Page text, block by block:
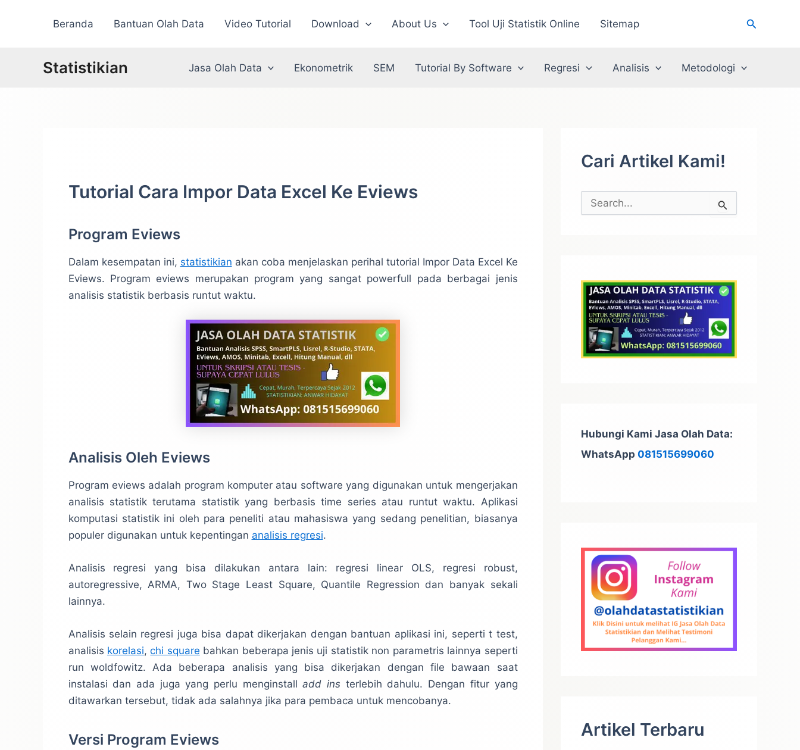
Beranda Bantuan Olah Data Video Tutorial Download About Us Tool Uji Statistik Online Sitemap Cari
Statistikian Jasa Olah Data Ekonometrik SEM Tutorial By Software Regresi Analisis Metodologi
Tutorial Cara Impor Data Excel Ke Eviews
Program Eviews
Dalam kesempatan ini, statistikian akan coba menjelaskan perihal tutorial Impor Data Excel Ke
Eviews. Program eviews merupakan program yang sangat powerfull pada berbagai jenis
analisis statistik berbasis runtut waktu.
Analisis Oleh Eviews
Program eviews adalah program komputer atau software yang digunakan untuk mengerjakan
analisis statistik terutama statistik yang berbasis time series atau runtut waktu. Aplikasi
komputasi statistik ini oleh para peneliti atau mahasiswa yang sedang penelitian, biasanya
populer digunakan untuk kepentingan analisis regresi.
Analisis regresi yang bisa dilakukan antara lain: regresi linear OLS, regresi robust,
autoregressive, ARMA, Two Stage Least Square, Quantile Regression dan banyak sekali
lainnya.
Analisis selain regresi juga bisa dapat dikerjakan dengan bantuan aplikasi ini, seperti t test,
analisis korelasi,chi square bahkan beberapa jenis uji statistik non parametris lainnya seperti
run woldfowitz. Ada beberapa analisis yang bisa dikerjakan dengan file bawaan saat
instalasi dan ada juga yang perlu menginstalladd ins terlebih dahulu. Dengan fitur yang
ditawarkan tersebut, tidak ada salahnya jika para pembaca untuk mencobanya.
Versi Program Eviews
Cari Artikel Kami!
u
Hubungi Kami Jasa Olah Data:
WhatsApp 081515699060
Artikel Terbaru